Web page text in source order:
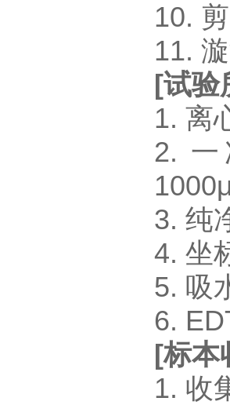
10.
11.
[试验
1. 离
2. 一
3. 纯
4. 坐
5. 吸
6.
[标本
1. 收